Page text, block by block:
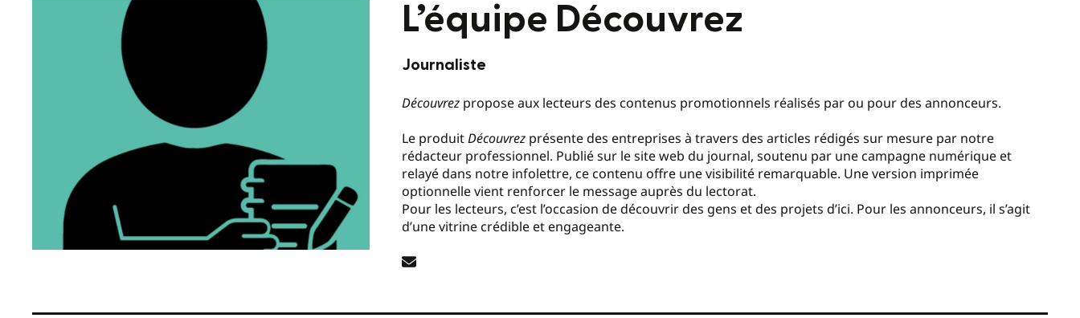
L’équipe Découvrez
Journaliste
Découvrez propose aux lecteurs des contenus promotionnels réalisés par ou pour des annonceurs.
Le produitDécouvrez présente des entreprises à travers des articles rédigés sur mesure par notre
rédacteur professionnel. Publié sur le site web du journal, soutenu par une campagne numérique et
relayé dans notre infolettre, ce contenu offre une visibilité remarquable. Une version imprimée
optionnelle vient renforcer le message auprès du lectorat.
Pour les lecteurs, c’est l’occasion de découvrir des gens et des projets d’ici. Pour les annonceurs, il s’agit
d’une vitrine crédible et engageante.